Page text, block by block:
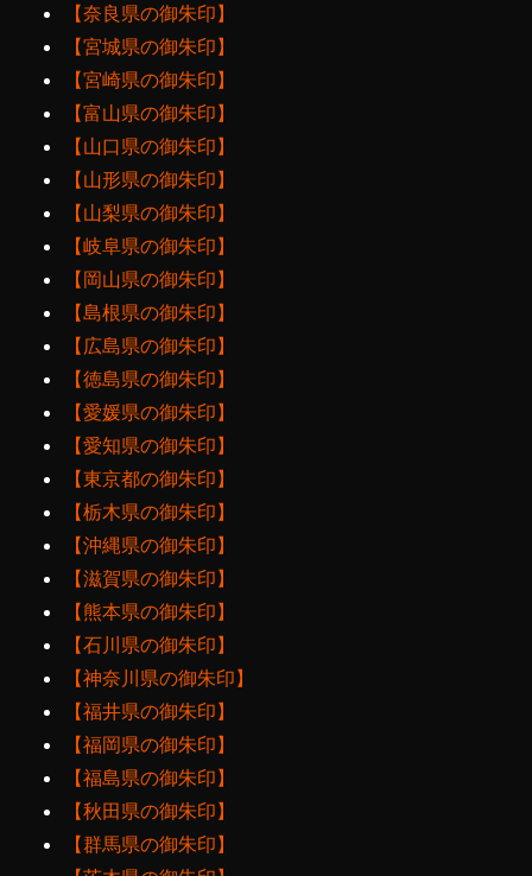
【奈良県の御朱印】
【宮城県の御朱印】
【宮崎県の御朱印】
【富山県の御朱印】
【山口県の御朱印】
【山形県の御朱印】
【山梨県の御朱印】
【岐阜県の御朱印】
【岡山県の御朱印】
【島根県の御朱印】
【広島県の御朱印】
【徳島県の御朱印】
【愛媛県の御朱印】
【愛知県の御朱印】
【東京都の御朱印】
【栃木県の御朱印】
【沖縄県の御朱印】
【滋賀県の御朱印】
【熊本県の御朱印】
【石川県の御朱印】
【神奈川県の御朱印】
【福井県の御朱印】
【福岡県の御朱印】
【福島県の御朱印】
【秋田県の御朱印】
【群馬県の御朱印】